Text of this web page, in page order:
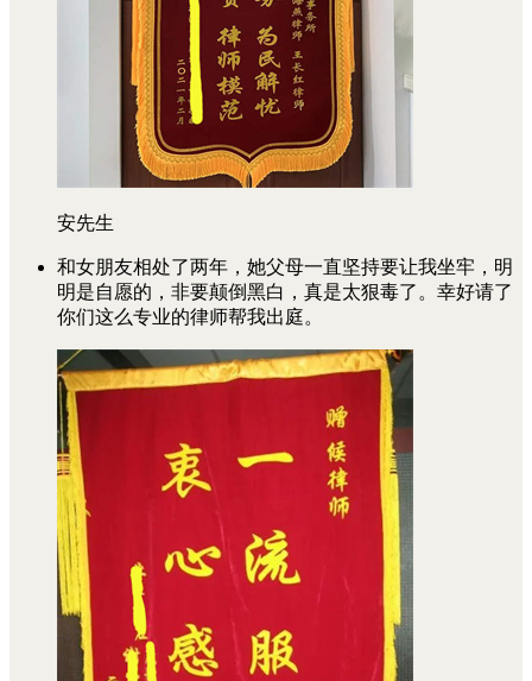
安先生
和女朋友相处了两年，她父母一直坚持要让我坐牢，明
明是自愿的，非要颠倒黑白，真是太狠毒了。幸好请了
你们这么专业的律师帮我出庭。